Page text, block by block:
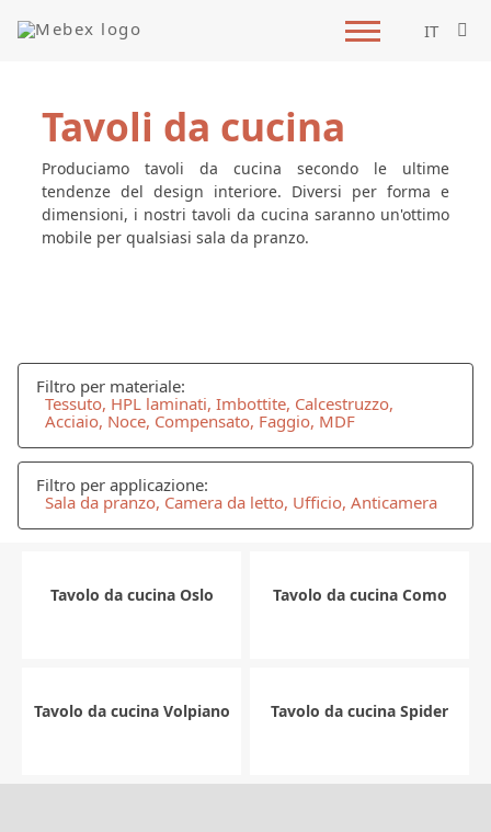
IT
Tavoli da cucina
Produciamo tavoli da cucina secondo le ultime
tendenze del design interiore. Diversi per forma e
dimensioni, i nostri tavoli da cucina saranno un'ottimo
mobile per qualsiasi sala da pranzo.
Filtro per materiale:
Tessuto, HPL laminati, Imbottite, Calcestruzzo,
Acciaio, Noce, Compensato, Faggio, MDF
Filtro per applicazione:
Sala da pranzo, Camera da letto, Ufficio, Anticamera
Tavolo da cucina Oslo Tavolo da cucina Como
Tavolo da cucina Volpiano Tavolo da cucina Spider